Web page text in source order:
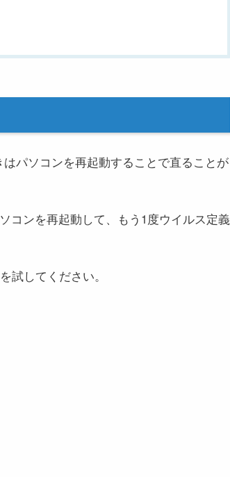
パソコンを再起動することで直ることが
コンを再起動して、もう1度ウイルス定義
試してください。